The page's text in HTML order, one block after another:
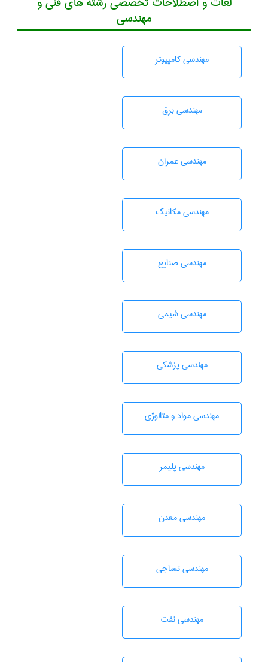
مهندسی
مهندسی كامپيوتر
مهندسی برق
مهندسی عمران
مهندسی مکانیک
مهندسی صنايع
مهندسي شيمی
مهندسی پزشکی
مهندسی مواد و متالوژی
مهندسی پليمر
مهندسی معدن
مهندسي نساجی
مهندسی نفت